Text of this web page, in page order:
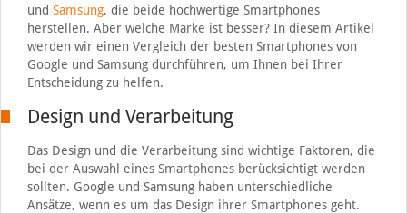
und Samsung, die beide hochwertige Smartphones
herstellen. Aber welche Marke ist besser? In diesem Artikel
werden wir einen Vergleich der besten Smartphones von
Google und Samsung durchführen, um Ihnen bei Ihrer
Entscheidung zu helfen.
Design und Verarbeitung
Das Design und die Verarbeitung sind wichtige Faktoren, die
bei der Auswahl eines Smartphones berücksichtigt werden
sollten. Google und Samsung haben unterschiedliche
Ansätze, wenn es um das Design ihrer Smartphones geht.